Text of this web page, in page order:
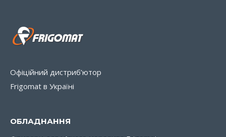
Офіційний дистриб’ютор
Frigomat в Україні
ОБЛАДНАННЯ